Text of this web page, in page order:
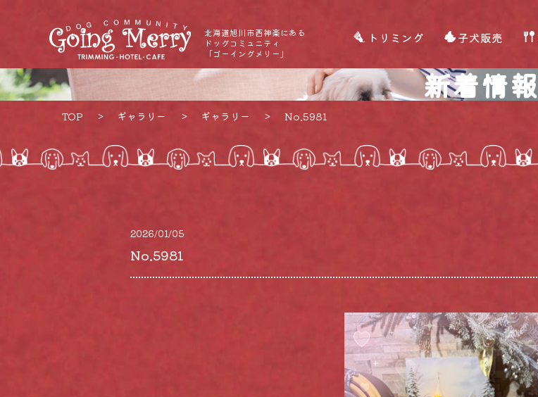
北海道旭川市西神楽にある
ドッグコミュニティ
「ゴーイングメリー」
トリミング 子犬販売
新着情報
TOP ギャラリー ギャラリー No.5981
2026/01/05
No.5981